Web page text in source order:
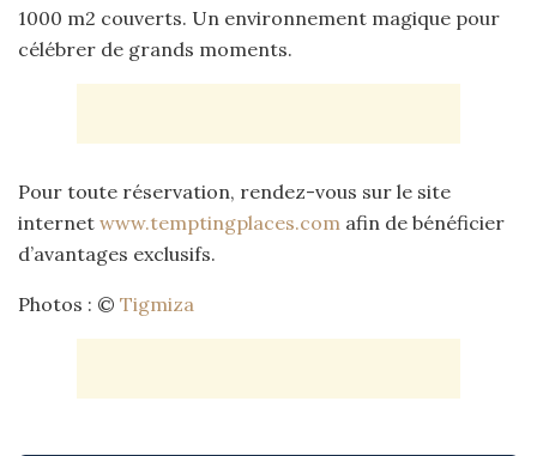
1000 m2 couverts. Un environnement magique pour
célébrer de grands moments.
Pour toute réservation, rendez-vous sur le site
internet www.temptingplaces.com afin de bénéficier
d’avantages exclusifs.
Photos : © Tigmiza